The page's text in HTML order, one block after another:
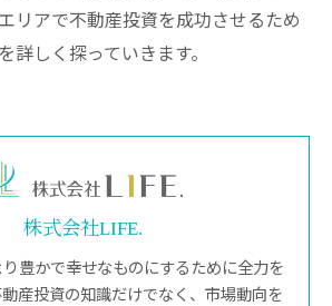
リアで不動産投資を成功させるため
詳しく探っていきます。
株式会社LIFE.
豊かで幸せなものにするために全力を
産投資の知識だけでなく、市場動向を